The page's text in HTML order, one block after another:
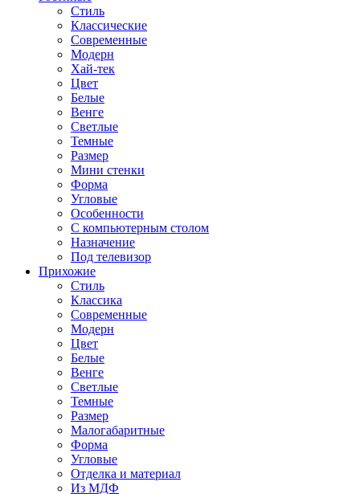
Стиль
Классические
Современные
Модерн
Хай-тек
Цвет
Белые
Венге
Светлые
Темные
Размер
Мини стенки
Форма
Угловые
Особенности
С компьютерным столом
Назначение
Под телевизор
Прихожие
Стиль
Классика
Современные
Модерн
Цвет
Белые
Венге
Светлые
Темные
Размер
Малогабаритные
Форма
Угловые
Отделка и материал
Из МДФ